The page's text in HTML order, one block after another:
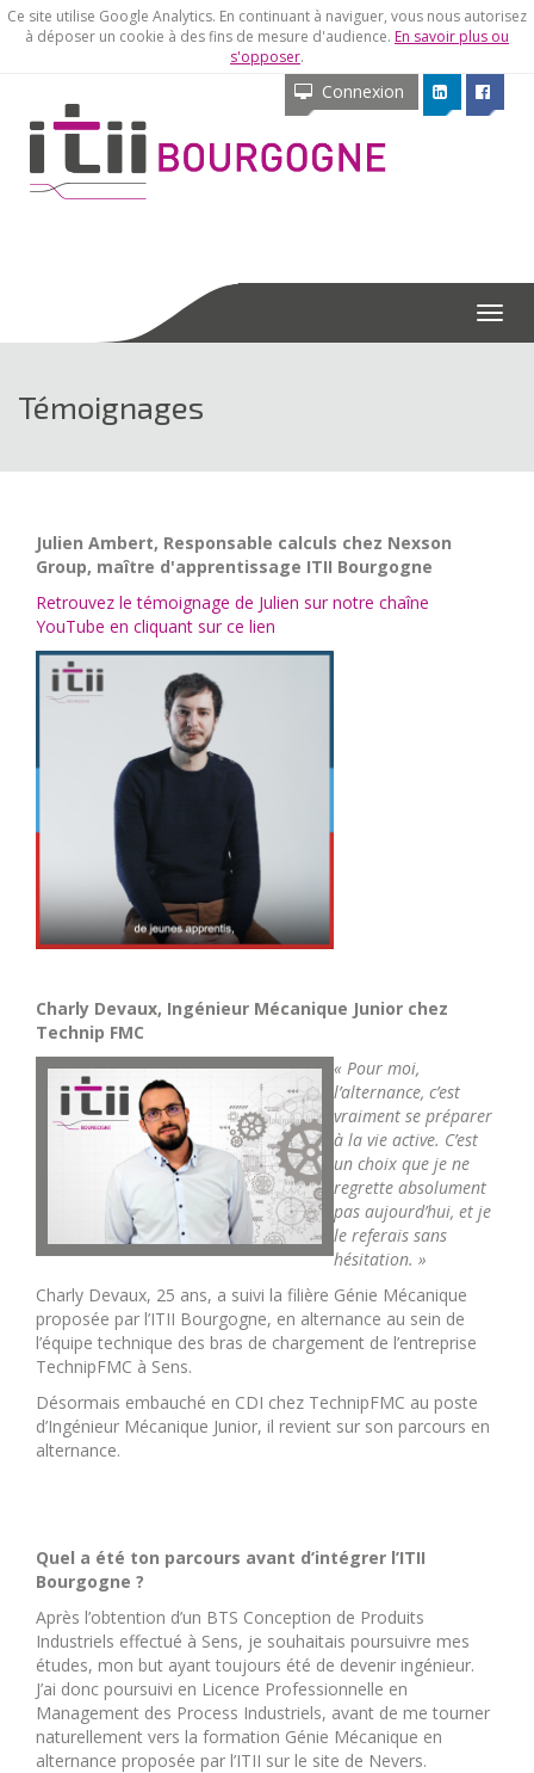
Ce site utilise Google Analytics. En continuant à naviguer, vous nous autorisez
à déposer un cookie à des fins de mesure d'audience. En savoir plus ou
s'opposer.
Connexion
Menu
Témoignages
Julien Ambert, Responsable calculs chez Nexson
Group, maître d'apprentissage ITII Bourgogne
Retrouvez le témoignage de Julien sur notre chaîne
YouTube en cliquant sur ce lien
Charly Devaux, Ingénieur Mécanique Junior chez
Technip FMC
« Pour moi,
l’alternance, c’est
vraiment se préparer
à la vie active. C’est
un choix que je ne
regrette absolument
pas aujourd’hui, et je
le referais sans
hésitation. »
Charly Devaux, 25 ans, a suivi la filière Génie Mécanique
proposée par l’ITII Bourgogne, en alternance au sein de
l’équipe technique des bras de chargement de l’entreprise
TechnipFMC à Sens.
Désormais embauché en CDI chez TechnipFMC au poste
d’Ingénieur Mécanique Junior, il revient sur son parcours en
alternance.
Quel a été ton parcours avant d’intégrer l’ITII
Bourgogne ?
Après l’obtention d’un BTS Conception de Produits
Industriels effectué à Sens, je souhaitais poursuivre mes
études, mon but ayant toujours été de devenir ingénieur.
J’ai donc poursuivi en Licence Professionnelle en
Management des Process Industriels, avant de me tourner
naturellement vers la formation Génie Mécanique en
alternance proposée par l’ITII sur le site de Nevers.